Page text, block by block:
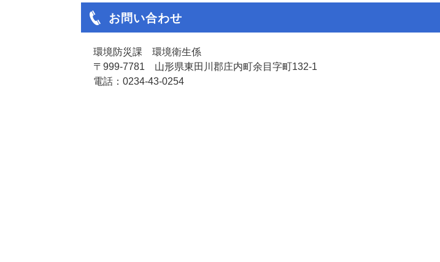
お問い合わせ
環境防災課 環境衛生係
〒999-7781 山形県東田川郡庄内町余目字町132-1
電話：0234-43-0254